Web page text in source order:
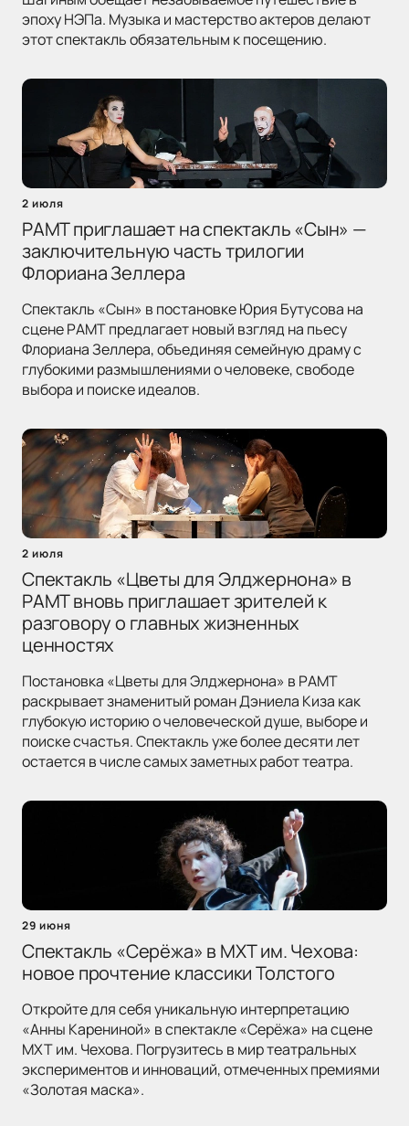
эпоху НЭПа. Музыка и мастерство актеров делают
этот спектакль обязательным к посещению.
2 июля
РАМТ приглашает на спектакль «Сын» —
заключительную часть трилогии
Флориана Зеллера
Спектакль «Сын» в постановке Юрия Бутусова на
сцене РАМТ предлагает новый взгляд на пьесу
Флориана Зеллера, объединяя семейную драму с
глубокими размышлениями о человеке, свободе
выбора и поиске идеалов.
2 июля
Спектакль «Цветы для Элджернона» в
РАМТ вновь приглашает зрителей к
разговору о главных жизненных
ценностях
Постановка «Цветы для Элджернона» в РАМТ
раскрывает знаменитый роман Дэниела Киза как
глубокую историю о человеческой душе, выборе и
поиске счастья. Спектакль уже более десяти лет
остается в числе самых заметных работ театра.
29 июня
Спектакль «Серёжа» в МХТ им. Чехова:
новое прочтение классики Толстого
Откройте для себя уникальную интерпретацию
«Анны Карениной» в спектакле «Серёжа» на сцене
МХТ им. Чехова. Погрузитесь в мир театральных
экспериментов и инноваций, отмеченных премиями
«Золотая маска».